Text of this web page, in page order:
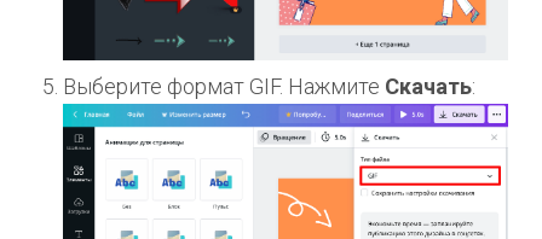
Выберите формат GIF. Нажмите Скачать: